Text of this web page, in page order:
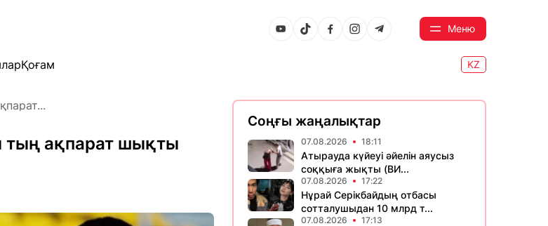
Меню
Қоғам KZ
тың ақпарат шықты
Соңғы жаңалықтар
07.08.2026 18:11
Атырауда күйеуі әйелін аяусыз
соққыға жықты (ВИ...
07.08.2026 17:22
Нұрай Серікбайдың отбасы
сотталушыдан 10 млрд т...
07.08.2026 17:13